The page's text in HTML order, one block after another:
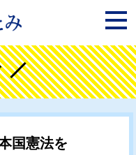
国憲法を